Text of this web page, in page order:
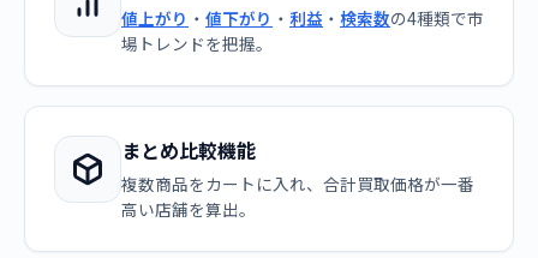
値上がり ・ 値下がり ・ 利益 ・ 検索数の4種類で市
場トレンドを把握。
まとめ比較機能
複数商品をカートに入れ、合計買取価格が一番
高い店舗を算出。